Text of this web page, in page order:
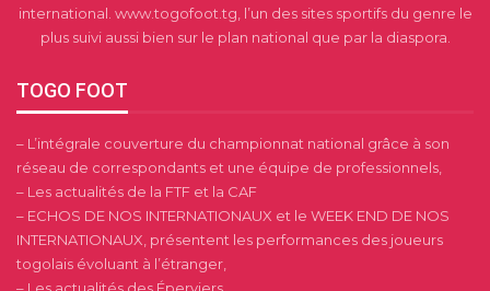
international. www.togofoot.tg, l’un des sites sportifs du genre le
plus suivi aussi bien sur le plan national que par la diaspora.
TOGO FOOT
– L’intégrale couverture du championnat national grâce à son
réseau de correspondants et une équipe de professionnels,
– Les actualités de la FTF et la CAF
– ECHOS DE NOS INTERNATIONAUX et le WEEK END DE NOS
INTERNATIONAUX, présentent les performances des joueurs
togolais évoluant à l’étranger,
– Les actualités des Éperviers